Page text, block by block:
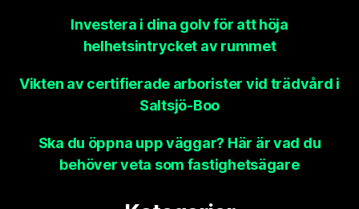
Investera i dina golv för att höja
helhetsintrycket av rummet
Vikten av certifierade arborister vid trädvård i
Saltsjö-Boo
Ska du öppna upp väggar? Här är vad du
behöver veta som fastighetsägare